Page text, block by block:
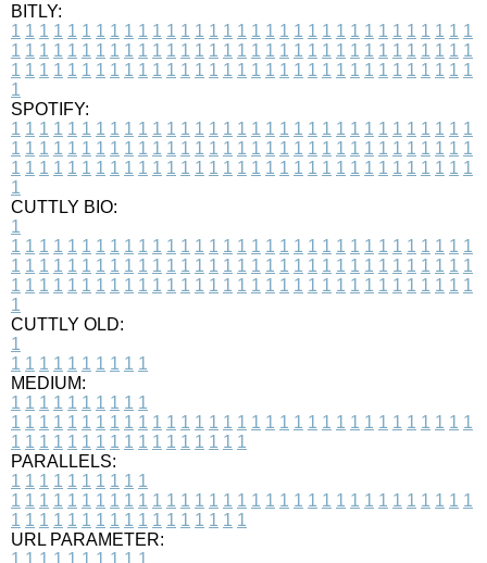
BITLY:
1 1 1 1 1 1 1 1 1 1 1 1 1 1 1 1 1 1 1 1 1 1 1 1 1 1 1 1 1 1 1 1 1
1 1 1 1 1 1 1 1 1 1 1 1 1 1 1 1 1 1 1 1 1 1 1 1 1 1 1 1 1 1 1 1 1
1 1 1 1 1 1 1 1 1 1 1 1 1 1 1 1 1 1 1 1 1 1 1 1 1 1 1 1 1 1 1 1 1
1
SPOTIFY:
1 1 1 1 1 1 1 1 1 1 1 1 1 1 1 1 1 1 1 1 1 1 1 1 1 1 1 1 1 1 1 1 1
1 1 1 1 1 1 1 1 1 1 1 1 1 1 1 1 1 1 1 1 1 1 1 1 1 1 1 1 1 1 1 1 1
1 1 1 1 1 1 1 1 1 1 1 1 1 1 1 1 1 1 1 1 1 1 1 1 1 1 1 1 1 1 1 1 1
1
CUTTLY BIO:
1
1 1 1 1 1 1 1 1 1 1 1 1 1 1 1 1 1 1 1 1 1 1 1 1 1 1 1 1 1 1 1 1 1
1 1 1 1 1 1 1 1 1 1 1 1 1 1 1 1 1 1 1 1 1 1 1 1 1 1 1 1 1 1 1 1 1
1 1 1 1 1 1 1 1 1 1 1 1 1 1 1 1 1 1 1 1 1 1 1 1 1 1 1 1 1 1 1 1 1
1
CUTTLY OLD:
1
1 1 1 1 1 1 1 1 1 1
MEDIUM:
1 1 1 1 1 1 1 1 1 1
1 1 1 1 1 1 1 1 1 1 1 1 1 1 1 1 1 1 1 1 1 1 1 1 1 1 1 1 1 1 1 1 1
1 1 1 1 1 1 1 1 1 1 1 1 1 1 1 1 1
PARALLELS:
1 1 1 1 1 1 1 1 1 1
1 1 1 1 1 1 1 1 1 1 1 1 1 1 1 1 1 1 1 1 1 1 1 1 1 1 1 1 1 1 1 1 1
1 1 1 1 1 1 1 1 1 1 1 1 1 1 1 1 1
URL PARAMETER:
1 1 1 1 1 1 1 1 1 1